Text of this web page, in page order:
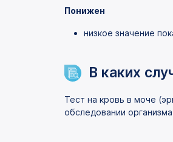
Понижен
низкое значение
В каких
Тест на кровь в моче
обследовании